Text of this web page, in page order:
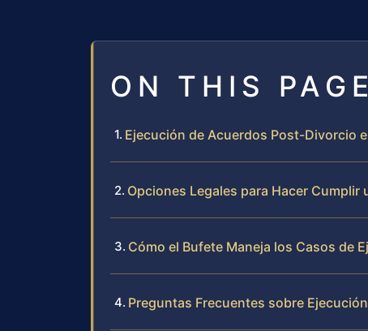
ON THIS PAGE
Ejecución de Acuerdos Post-Divorcio
Opciones Legales para Hacer Cumplir
Cómo el Bufete Maneja los Casos de
Preguntas Frecuentes sobre